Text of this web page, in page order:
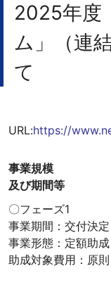
2025年度
ム」（連
て
URL:https://
事業規模
及び期間等
〇フェーズ1
事業期間：交付決
事業形態：定額助成
助成対象費用：原